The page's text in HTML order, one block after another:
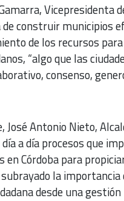
Vicepresidenta
construir municipios
de los recursos
“algo que las
consenso,
José Antonio Nieto,
a día procesos que
en Córdoba para
subrayado la
desde una